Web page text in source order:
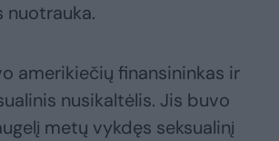
nuotrauka.
amerikiečių finansininkas ir
nusikaltėlis. Jis buvo
metų vykdęs seksualinį